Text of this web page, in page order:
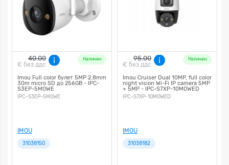
40.00
€ без ддс
Наличен
Imou Full color булет 5MP 2.8mm
30m micro SD до 256GB - IPC-
S3EP-5M0WE
IPC-S3EP-5M0WE
IMOU
31038150
95.00
€ без ддс
Наличен
Imou Cruiser Dual 10MP, full color
night vision Wi-Fi IP camera 5MP
+ 5MP - IPC-S7XP-10M0WED
IPC-S7XP-10M0WED
IMOU
31038182